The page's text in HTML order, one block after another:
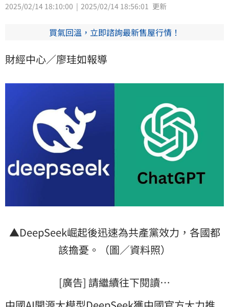
2025/02/14 18:10:00 2025/02/14 18:56:01 更新
買氣回溫，立即諮詢最新售屋行情！
財經中心／廖珪如報導
▲DeepSeek崛起後迅速為共產黨效力，各國都
該擔憂。（圖／資料照）
[廣告] 請繼續往下閱讀…